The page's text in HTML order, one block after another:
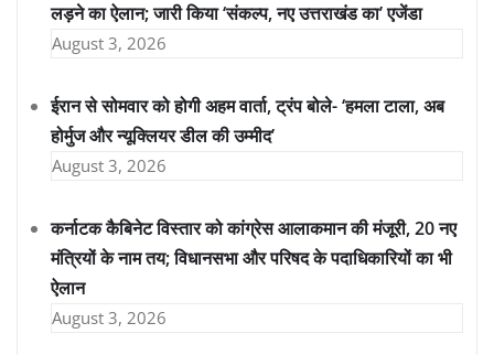
लड़ने का ऐलान; जारी किया ‘संकल्प, नए उत्तराखंड का’ एजेंडा
August 3, 2026
ईरान से सोमवार को होगी अहम वार्ता, ट्रंप बोले- ‘हमला टाला, अब
होर्मुज और न्यूक्लियर डील की उम्मीद’
August 3, 2026
कर्नाटक कैबिनेट विस्तार को कांग्रेस आलाकमान की मंजूरी, 20 नए
मंत्रियों के नाम तय; विधानसभा और परिषद के पदाधिकारियों का भी
ऐलान
August 3, 2026